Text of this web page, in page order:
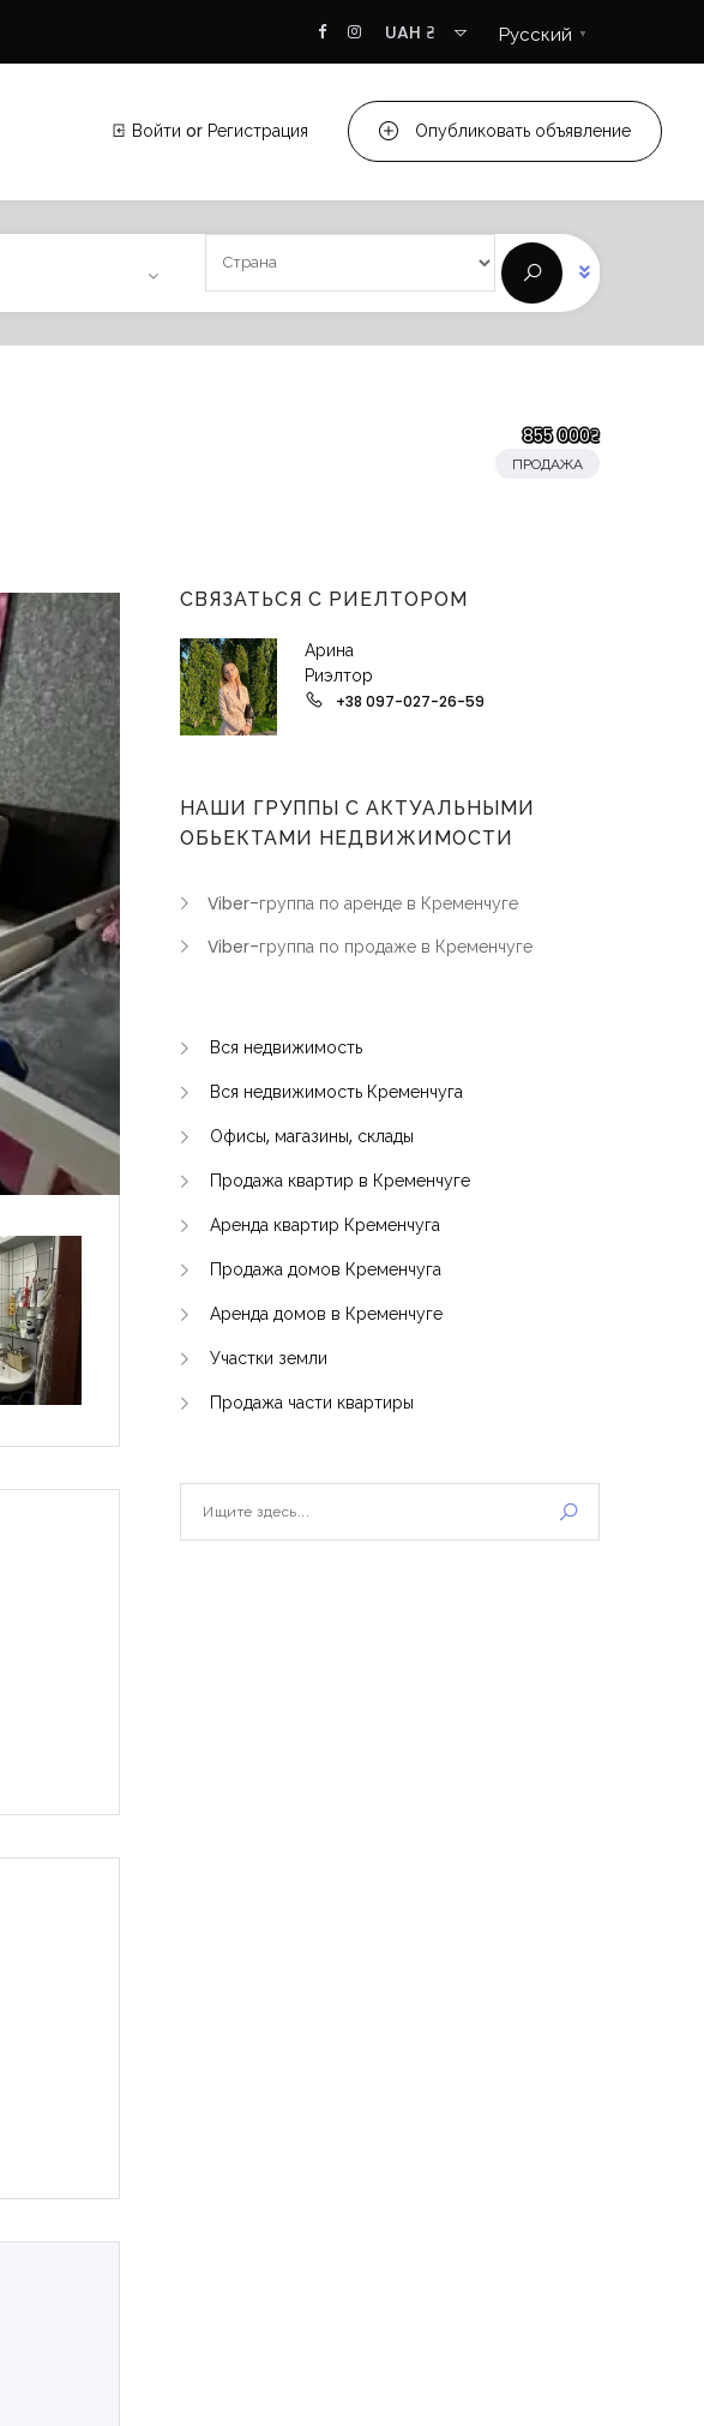
UAH ₴ Русский ▼
Войти or Регистрация Опубликовать объявление
855 000₴
ПРОДАЖА
СВЯЗАТЬСЯ С РИЕЛТОРОМ
Арина
Риэлтор
+38 097-027-26-59
НАШИ ГРУППЫ С АКТУАЛЬНЫМИ
ОБЬЕКТАМИ НЕДВИЖИМОСТИ
Viber-группа по аренде в Кременчуге
Viber-группа по продаже в Кременчуге
Вся недвижимость
Вся недвижимость Кременчуга
Офисы, магазины, склады
Продажа квартир в Кременчуге
Аренда квартир Кременчуга
Продажа домов Кременчуга
Аренда домов в Кременчуге
Участки земли
Продажа части квартиры